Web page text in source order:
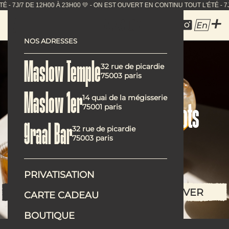
NOS ADRESSES
Maslow Temple32 rue de picardie
75003 paris
Maslow 1er14 quai de la mégisserie
75001 paris
Graal Bar32 rue de picardie
75003 paris
PRIVATISATION
CARTE CADEAU
BOUTIQUE
En
Phrase qui explique
le concept en quelques mots
pas plus hein !
LA CARTE RÉSERVER